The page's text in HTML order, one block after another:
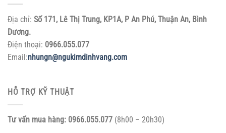
Địa chỉ: Số 171, Lê Thị Trung, KP1A, P An Phú, Thuận An, Bình
Dương.
Điện thoại: 0966.055.077
Email:nhungn@ngukimdinhvang.com
HỖ TRỢ KỸ THUẬT
Tư vấn mua hàng: 0966.055.077 (8h00 – 20h30)